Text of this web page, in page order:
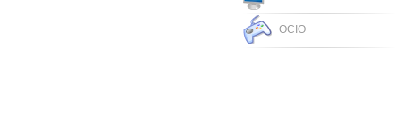
OCIO